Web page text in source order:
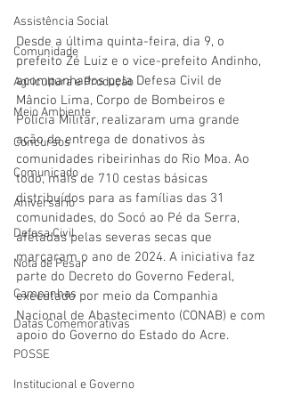
Assistência Social
Comunidade
Agricultura e Produção
Meio Ambiente
Concursos
Comunicado
Aniversário
Defesa Civil
Nota de Pesar
Campanhas
Datas Comemorativas
POSSE
Institucional e Governo
Desde a última quinta-feira, dia 9, o
prefeito Zé Luiz e o vice-prefeito Andinho,
acompanhados pela Defesa Civil de
Mâncio Lima, Corpo de Bombeiros e
Polícia Militar, realizaram uma grande
ação de entrega de donativos às
comunidades ribeirinhas do Rio Moa. Ao
todo, mais de 710 cestas básicas
distribuídos para as famílias das 31
comunidades, do Socó ao Pé da Serra,
afetadas pelas severas secas que
marcaram o ano de 2024. A iniciativa faz
parte do Decreto do Governo Federal,
executado por meio da Companhia
Nacional de Abastecimento (CONAB) e com
apoio do Governo do Estado do Acre.